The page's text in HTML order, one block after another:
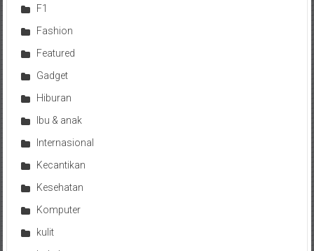
F1
Fashion
Featured
Gadget
Hiburan
Ibu & anak
Internasional
Kecantikan
Kesehatan
Komputer
kulit